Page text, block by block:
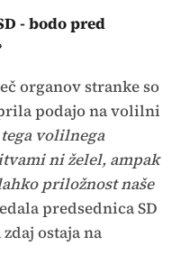
- bodo pred
organov stranke so
podajo na volilni
volilnega
ni želel, ampak
priložnost naše
predsednica SD
ostaja na